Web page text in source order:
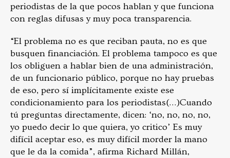
periodistas de la que pocos hablan y que funciona
con reglas difusas y muy poca transparencia.
“El problema no es que reciban pauta, no es que
busquen financiación. El problema tampoco es que
los obliguen a hablar bien de una administración,
de un funcionario público, porque no hay pruebas
de eso, pero sí implícitamente existe ese
condicionamiento para los periodistas(…)Cuando
tú preguntas directamente, dicen: ‘no, no, no, no,
yo puedo decir lo que quiera, yo critico’ Es muy
difícil aceptar eso, es muy difícil morder la mano
que le da la comida”, afirma Richard Millán,